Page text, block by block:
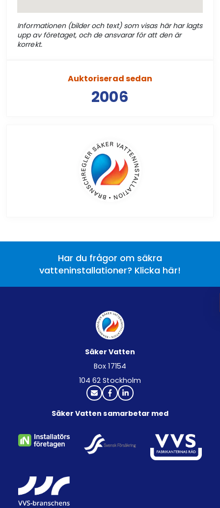
Informationen (bilder och text) som visas här har lagts
upp av företaget, och de ansvarar för att den är
korrekt.
Auktoriserad sedan
2006
Har du frågor om säkra
vatteninstallationer? Klicka här!
Säker Vatten
Box 17154
104 62 Stockholm
Säker Vatten samarbetar med